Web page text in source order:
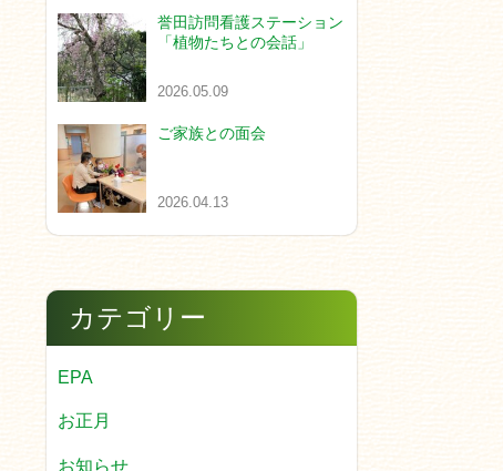
誉田訪問看護ステーション
「植物たちとの会話」
2026.05.09
ご家族との面会
2026.04.13
カテゴリー
EPA
お正月
お知らせ